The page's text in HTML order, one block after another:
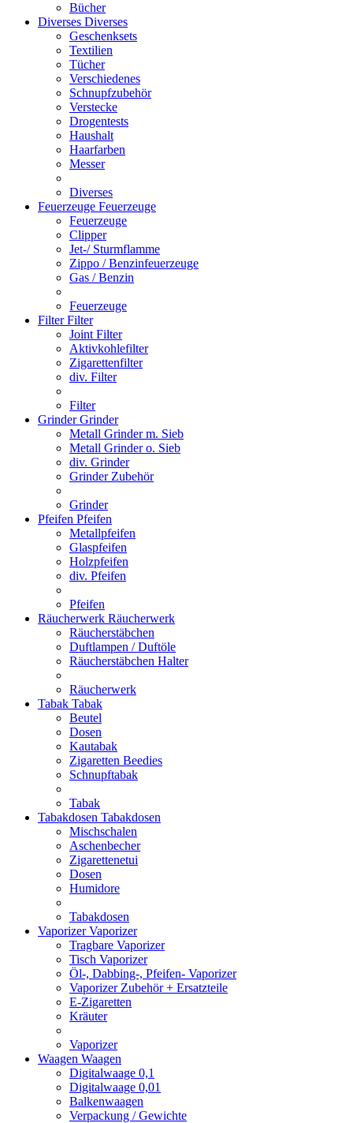
Bücher
Diverses Diverses
Geschenksets
Textilien
Tücher
Verschiedenes
Schnupfzubehör
Verstecke
Drogentests
Haushalt
Haarfarben
Messer
Diverses
Feuerzeuge Feuerzeuge
Feuerzeuge
Clipper
Jet-/ Sturmflamme
Zippo / Benzinfeuerzeuge
Gas / Benzin
Feuerzeuge
FilterFilter
Joint Filter
Aktivkohlefilter
Zigarettenfilter
div. Filter
Filter
GrinderGrinder
Metall Grinder m. Sieb
Metall Grinder o. Sieb
div. Grinder
Grinder Zubehör
Grinder
Pfeifen Pfeifen
Metallpfeifen
Glaspfeifen
Holzpfeifen
div. Pfeifen
Pfeifen
Räucherwerk Räucherwerk
Räucherstäbchen
Duftlampen / Duftöle
Räucherstäbchen Halter
Räucherwerk
Tabak Tabak
Beutel
Dosen
Kautabak
Zigaretten Beedies
Schnupftabak
Tabak
Tabakdosen Tabakdosen
Mischschalen
Aschenbecher
Zigarettenetui
Dosen
Humidore
Tabakdosen
VaporizerVaporizer
Tragbare Vaporizer
Tisch Vaporizer
Öl-, Dabbing-, Pfeifen- Vaporizer
Vaporizer Zubehör + Ersatzteile
E-Zigaretten
Kräuter
Vaporizer
Waagen Waagen
Digitalwaage 0,1
Digitalwaage 0,01
Balkenwaagen
Verpackung / Gewichte